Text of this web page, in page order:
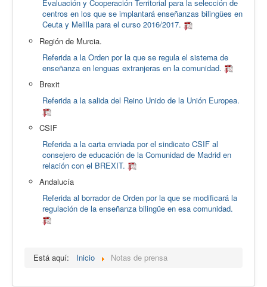
Evaluación y Cooperación Territorial para la selección de
centros en los que se implantará enseñanzas bilingües en
Ceuta y Melilla para el curso 2016/2017.
Región de Murcia.
Referida a la Orden por la que se regula el sistema de
enseñanza en lenguas extranjeras en la comunidad.
Brexit
Referida a la salida del Reino Unido de la Unión Europea.
CSIF
Referida a la carta enviada por el sindicato CSIF al
consejero de educación de la Comunidad de Madrid en
relación con el BREXIT.
Andalucía
Referida al borrador de Orden por la que se modificará la
regulación de la enseñanza bilingüe en esa comunidad.
Está aquí: Inicio Notas de prensa